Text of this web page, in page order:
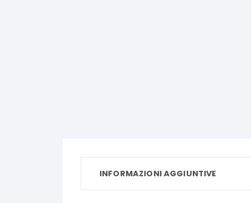
INFORMAZIONI AGGIUNTIVE